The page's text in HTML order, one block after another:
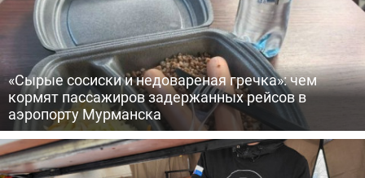
«Сырые сосиски и недовареная гречка»: чем
кормят пассажиров задержанных рейсов в
аэропорту Мурманска